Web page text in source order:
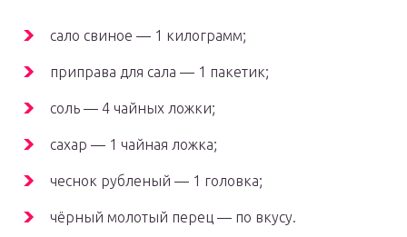
сало свиное — 1 килограмм;
приправа для сала — 1 пакетик;
соль — 4 чайных ложки;
сахар — 1 чайная ложка;
чеснок рубленый — 1 головка;
чёрный молотый перец — по вкусу.